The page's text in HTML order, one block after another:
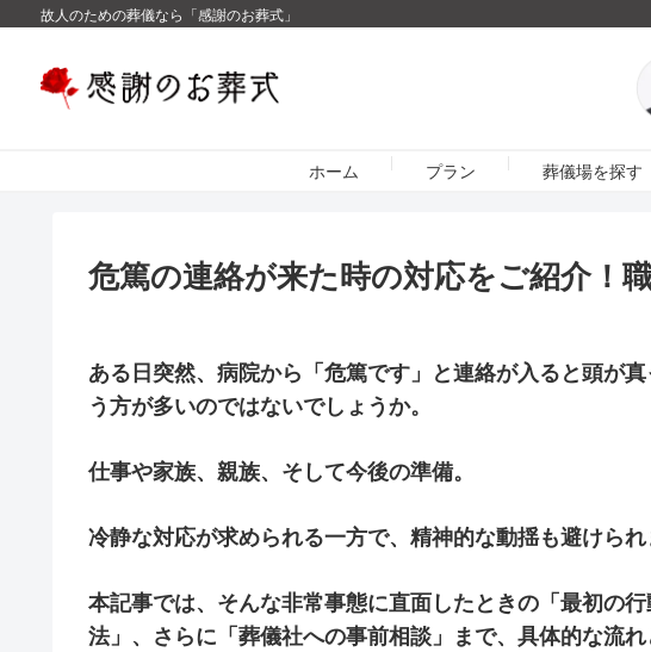
故人のための葬儀なら「感謝のお葬式」
ホーム プラン 葬儀場を探す
危篤の連絡が来た時の対応をご紹介！
ある日突然、病院から「危篤です」と連絡が入ると頭が
う方が多いのではないでしょうか。
仕事や家族、親族、そして今後の準備。
冷静な対応が求められる一方で、精神的な動揺も避けられ
本記事では、そんな非常事態に直面したときの「最初の
法」、さらに「葬儀社への事前相談」まで、具体的な流